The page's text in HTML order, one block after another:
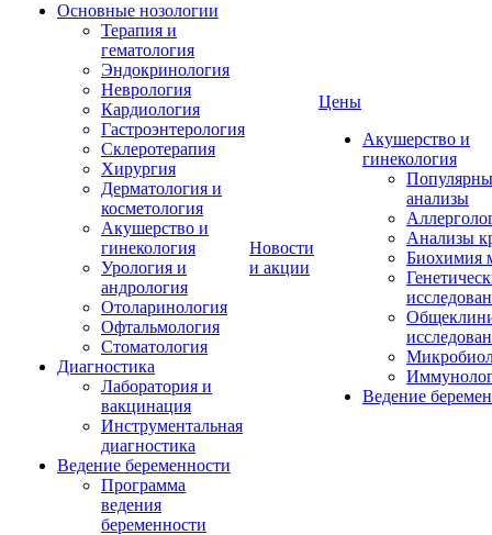
Основные нозологии
Терапия и
гематология
Эндокринология
Неврология
Кардиология
Гастроэнтерология
Склеротерапия
Хирургия
Дерматология и
косметология
Акушерство и
гинекология
Урология и
андрология
Отоларинология
Офтальмология
Стоматология
Диагностика
Лаборатория и
вакцинация
Инструментальная
диагностика
Ведение беременности
Программа
ведения
беременности
Новости
и акции
Цены
Акушерство и
гинекология
анализы
Анализы
Биохимия
Ведение